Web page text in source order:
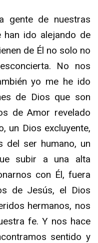
gente de nuestras
han ido alejando de
de Él no solo no
No nos
yo me he ido
de Dios que son
de Amor revelado
un Dios excluyente,
del ser humano, un
subir a una alta
con Él, fuera
de Jesús, el Dios
hermanos, nos
fe. Y nos hace
sentido y